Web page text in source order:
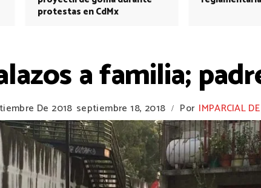
protestas en CdMx
a familia;
De 2018 septiembre 18, 2018 / Por IMPARCIAL